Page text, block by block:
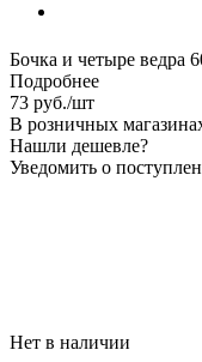
Бочка и четыре ведра
Подробнее
73 руб./шт
В розничных
Нашли дешевле?
Уведомить о
Нет в наличии